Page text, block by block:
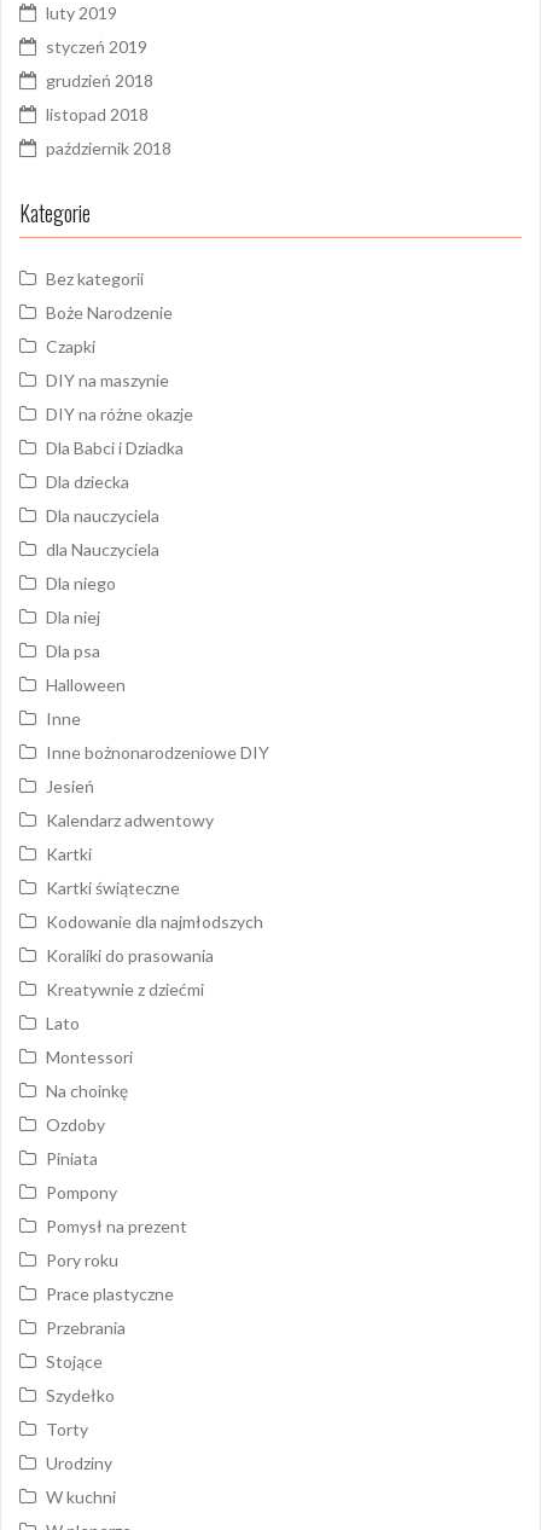
luty 2019
styczeń 2019
grudzień 2018
listopad 2018
październik 2018
Kategorie
Bez kategorii
Boże Narodzenie
Czapki
DIY na maszynie
DIY na różne okazje
Dla Babci i Dziadka
Dla dziecka
Dla nauczyciela
dla Nauczyciela
Dla niego
Dla niej
Dla psa
Halloween
Inne
Inne bożnonarodzeniowe DIY
Jesień
Kalendarz adwentowy
Kartki
Kartki świąteczne
Kodowanie dla najmłodszych
Koraliki do prasowania
Kreatywnie z dziećmi
Lato
Montessori
Na choinkę
Ozdoby
Piniata
Pompony
Pomysł na prezent
Pory roku
Prace plastyczne
Przebrania
Stojące
Szydełko
Torty
Urodziny
W kuchni